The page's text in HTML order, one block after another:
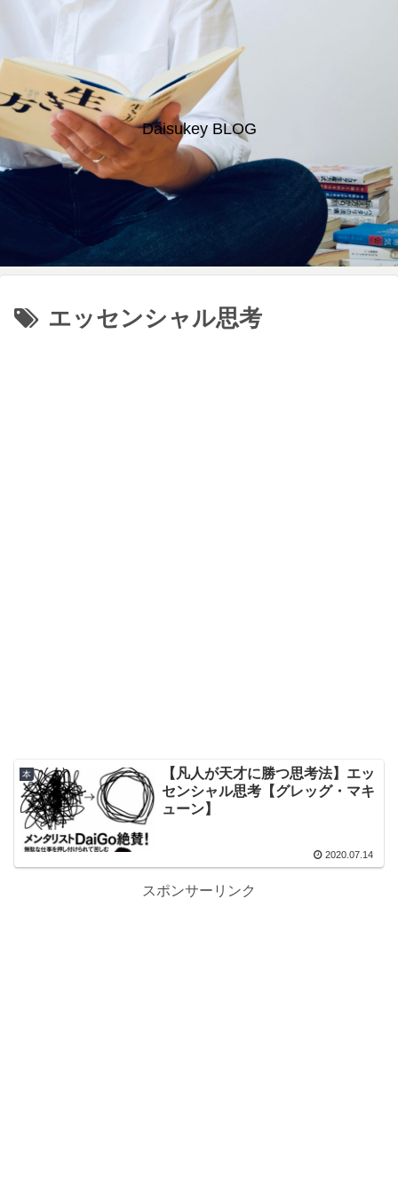
Daisukey BLOG
エッセンシャル思考
本
【凡人が天才に勝つ思考法】エッ
センシャル思考【グレッグ・マキ
ューン】
2020.07.14
スポンサーリンク